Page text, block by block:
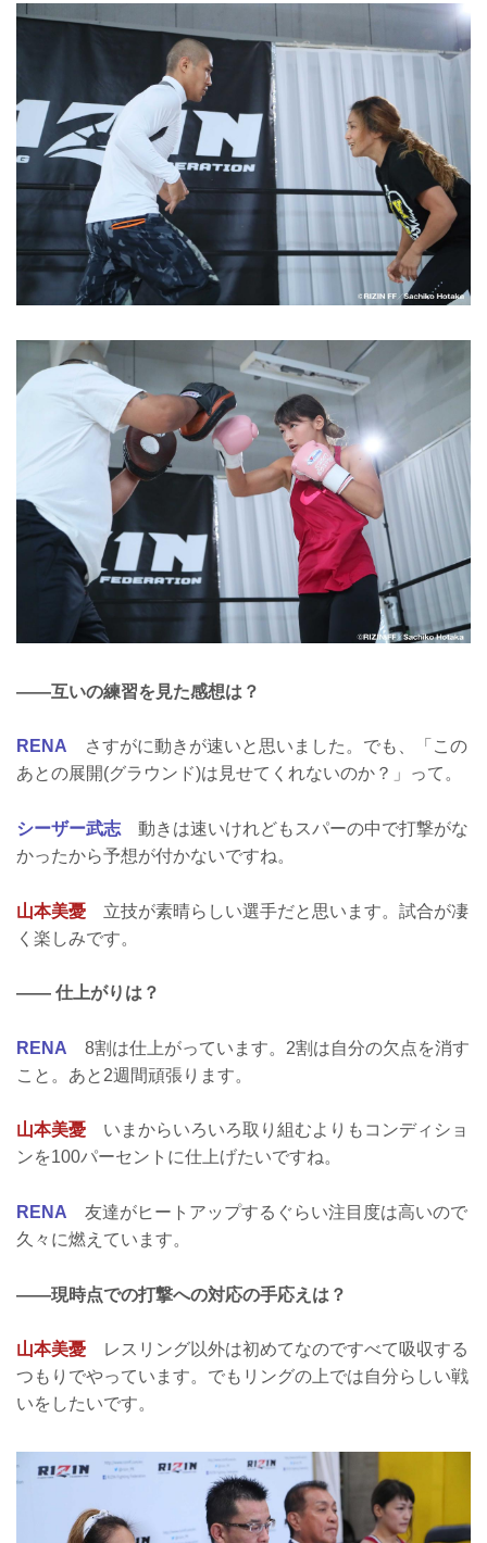
――互いの練習を見た感想は？
RENA さすがに動きが速いと思いました。でも、「この
あとの展開(グラウンド)は見せてくれないのか？」って。
シーザー武志 動きは速いけれどもスパーの中で打撃がな
かったから予想が付かないですね。
山本美憂 立技が素晴らしい選手だと思います。試合が凄
く楽しみです。
―― 仕上がりは？
RENA 8割は仕上がっています。2割は自分の欠点を消す
こと。あと2週間頑張ります。
山本美憂 いまからいろいろ取り組むよりもコンディショ
ンを100パーセントに仕上げたいですね。
RENA 友達がヒートアップするぐらい注目度は高いので
久々に燃えています。
――現時点での打撃への対応の手応えは？
山本美憂 レスリング以外は初めてなのですべて吸収する
つもりでやっています。でもリングの上では自分らしい戦
いをしたいです。